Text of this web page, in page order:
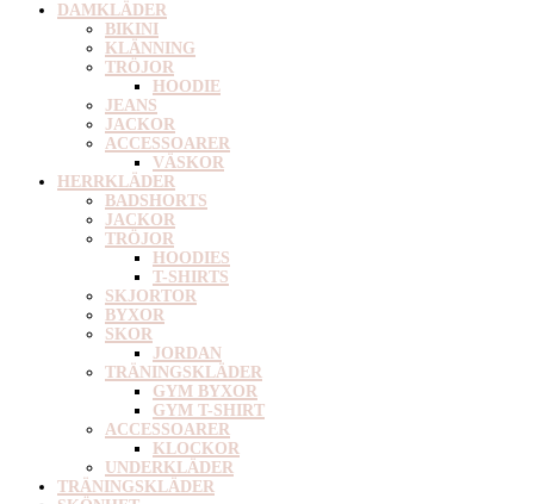
DAMKLÄDER
BIKINI
KLÄNNING
TRÖJOR
HOODIE
JEANS
JACKOR
ACCESSOARER
VÄSKOR
HERRKLÄDER
BADSHORTS
JACKOR
TRÖJOR
HOODIES
T-SHIRTS
SKJORTOR
BYXOR
SKOR
JORDAN
TRÄNINGSKLÄDER
GYM BYXOR
GYM T-SHIRT
ACCESSOARER
KLOCKOR
UNDERKLÄDER
TRÄNINGSKLÄDER